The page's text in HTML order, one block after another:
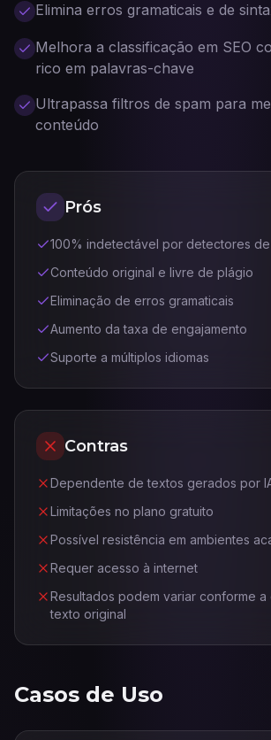
Elimina erros gramaticais e de
Melhora a classificação em SEO
rico em palavras-chave
Ultrapassa filtros de spam para
conteúdo
Prós
100% indetectável por detectores de
Conteúdo original e livre de plágio
Eliminação de erros gramaticais
Aumento da taxa de engajamento
Suporte a múltiplos idiomas
Contras
Dependente de textos gerados por
Limitações no plano gratuito
Possível resistência em ambientes
Requer acesso à internet
Resultados podem variar conforme
texto original
Casos de Uso